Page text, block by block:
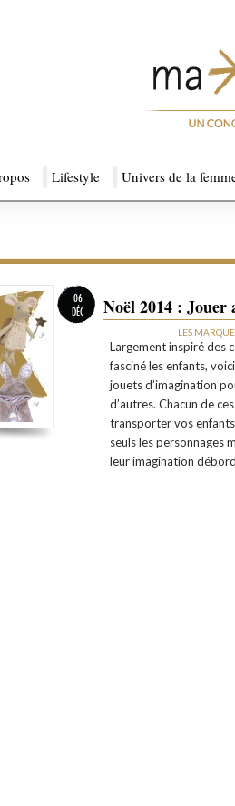
principal
secondaire
Lifestyle Univers de la
06
DÉC
Noël 2014 :
LES
Largement inspiré des
fasciné les enfants,
jouets d’imagination
d’autres. Chacun de
transporter vos
seuls les personnages
leur imagination